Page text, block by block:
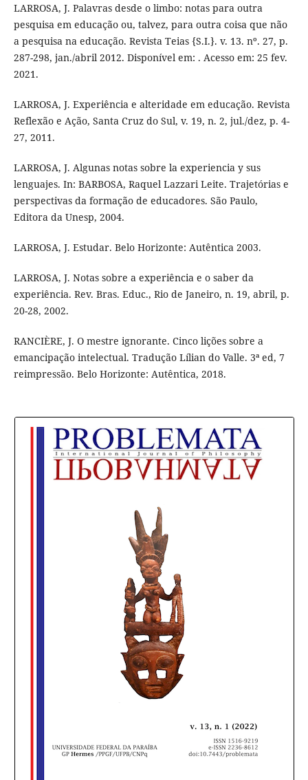
LARROSA, J. Palavras desde o limbo: notas para outra
pesquisa em educação ou, talvez, para outra coisa que não
a pesquisa na educação. Revista Teias {S.I.}. v. 13. nº. 27, p.
287-298, jan./abril 2012. Disponível em: . Acesso em: 25 fev.
2021.
LARROSA, J. Experiência e alteridade em educação. Revista
Reflexão e Ação, Santa Cruz do Sul, v. 19, n. 2, jul./dez, p. 4-
27, 2011.
LARROSA, J. Algunas notas sobre la experiencia y sus
lenguajes. In: BARBOSA, Raquel Lazzari Leite. Trajetórias e
perspectivas da formação de educadores. São Paulo,
Editora da Unesp, 2004.
LARROSA, J. Estudar. Belo Horizonte: Autêntica 2003.
LARROSA, J. Notas sobre a experiência e o saber da
experiência. Rev. Bras. Educ., Rio de Janeiro, n. 19, abril, p.
20-28, 2002.
RANCIÈRE, J. O mestre ignorante. Cinco lições sobre a
emancipação intelectual. Tradução Lílian do Valle. 3ª ed, 7
reimpressão. Belo Horizonte: Autêntica, 2018.